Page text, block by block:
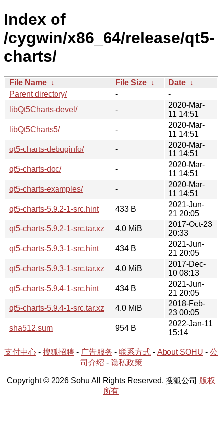
Index of
/cygwin/x86_64/release/qt5-
charts/
File Name ↓ File Size ↓ Date ↓
Parent directory/
-
-
libQt5Charts-devel/
-
2020-Mar-
11 14:51
libQt5Charts5/
-
2020-Mar-
11 14:51
qt5-charts-debuginfo/
-
2020-Mar-
11 14:51
qt5-charts-doc/
-
2020-Mar-
11 14:51
qt5-charts-examples/
-
2020-Mar-
11 14:51
qt5-charts-5.9.2-1-src.hint
433 B
2021-Jun-
21 20:05
qt5-charts-5.9.2-1-src.tar.xz
4.0 MiB
2017-Oct-23
20:33
qt5-charts-5.9.3-1-src.hint
434 B
2021-Jun-
21 20:05
qt5-charts-5.9.3-1-src.tar.xz
4.0 MiB
2017-Dec-
10 08:13
qt5-charts-5.9.4-1-src.hint
434 B
2021-Jun-
21 20:05
qt5-charts-5.9.4-1-src.tar.xz
4.0 MiB
2018-Feb-
23 00:05
sha512.sum
954 B
2022-Jan-11
15:14
支付中心 - 搜狐招聘 - 广告服务 - 联系方式 - About SOHU - 公
司介绍 - 隐私政策
Copyright © 2026 Sohu All Rights Reserved. 搜狐公司 版权
所有